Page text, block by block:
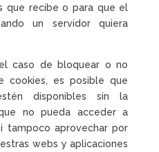
que recibe o para que el
un servidor quiera
caso de bloquear o no
cookies, es posible que
disponibles sin la
no pueda acceder a
tampoco aprovechar por
webs y aplicaciones